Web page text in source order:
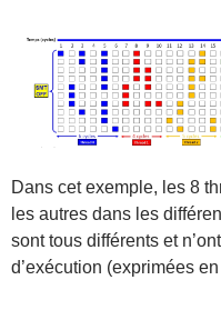
Dans cet exemple, les 8
les autres dans les
sont tous différents et
d’exécution (exprimées